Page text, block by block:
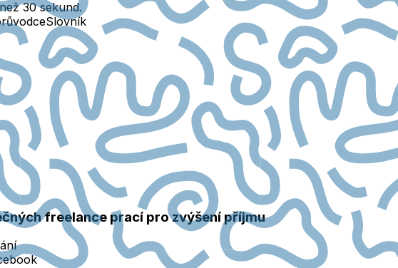
30 sekund.
Slovník
freelance prací pro zvýšení příjmu